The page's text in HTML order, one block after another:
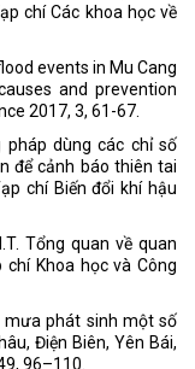
chí Các khoa học về
events in Mu Cang
and prevention
2017, 3, 61-67.
pháp dùng các chỉ số
để cảnh báo thiên tai
chí Biến đổi khí hậu
Tổng quan về quan
Khoa học và Công
mưa phát sinh một số
Điện Biên, Yên Bái,
96–110.